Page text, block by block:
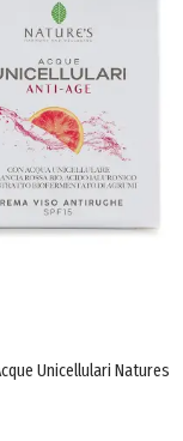
Unicellulari Natures